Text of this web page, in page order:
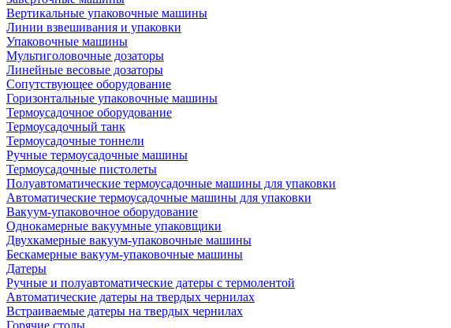
Вертикальные упаковочные машины
Линии взвешивания и упаковки
Упаковочные машины
Мультиголовочные дозаторы
Линейные весовые дозаторы
Сопутствующее оборудование
Горизонтальные упаковочные машины
Термоусадочное оборудование
Термоусадочный танк
Термоусадочные тоннели
Ручные термоусадочные машины
Термоусадочные пистолеты
Полуавтоматические термоусадочные машины для упаковки
Автоматические термоусадочные машины для упаковки
Вакуум-упаковочное оборудование
Однокамерные вакуумные упаковщики
Двухкамерные вакуум-упаковочные машины
Бескамерные вакуум-упаковочные машины
Датеры
Ручные и полуавтоматические датеры с термолентой
Автоматические датеры на твердых чернилах
Встраиваемые датеры на твердых чернилах
Горячие столы